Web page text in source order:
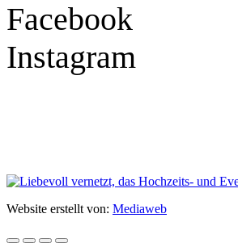
Facebook
Instagram
Website erstellt von: Mediaweb